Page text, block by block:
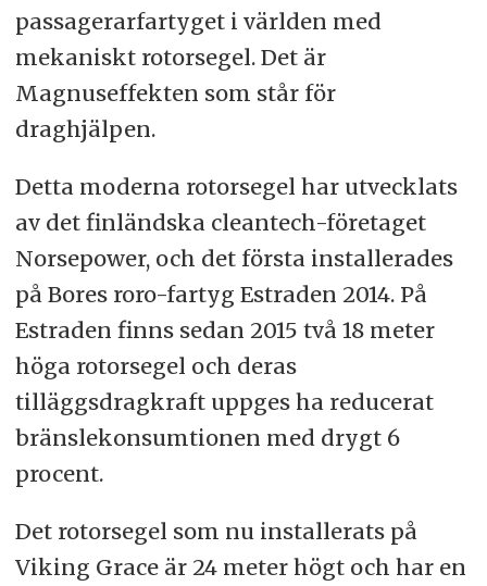
passagerarfartyget i världen med
mekaniskt rotorsegel. Det är
Magnuseffekten som står för
draghjälpen.
Detta moderna rotorsegel har utvecklats
av det finländska cleantech-företaget
Norsepower, och det första installerades
på Bores roro-fartyg Estraden 2014. På
Estraden finns sedan 2015 två 18 meter
höga rotorsegel och deras
tilläggsdragkraft uppges ha reducerat
bränslekonsumtionen med drygt 6
procent.
Det rotorsegel som nu installerats på
Viking Grace är 24 meter högt och har en